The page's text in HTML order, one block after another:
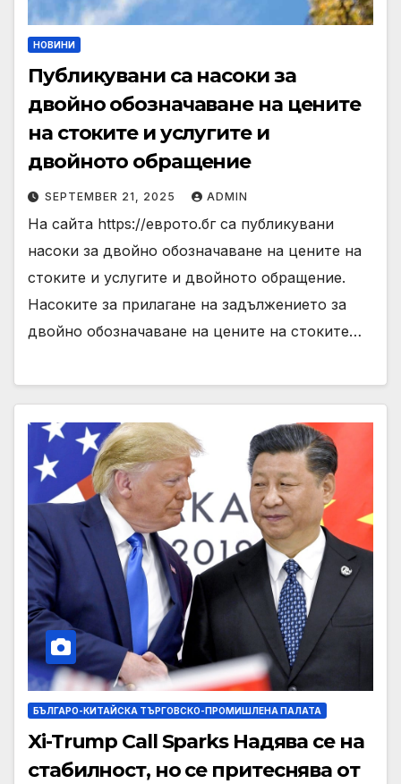
НОВИНИ
Публикувани са насоки за
двойно обозначаване на цените
на стоките и услугите и
двойното обращение
SEPTEMBER 21, 2025 ADMIN
На сайта https://еврото.бг са публикувани
насоки за двойно обозначаване на цените на
стоките и услугите и двойното обращение.
Насоките за прилагане на задължението за
двойно обозначаване на цените на стоките…
БЪЛГАРО-КИТАЙСКА ТЪРГОВСКО-ПРОМИШЛЕНА ПАЛАТА
Xi-Trump Call Sparks Надява се на
стабилност, но се притеснява от